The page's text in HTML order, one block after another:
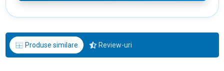
Produse similare Review-uri